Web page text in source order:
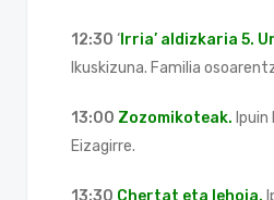
12:30 ‘ Irria’ aldizkaria 5.
Ikuskizuna. Familia
13:00 Zozomikoteak.
Eizagirre.
13:30 Chertat eta lehoia.